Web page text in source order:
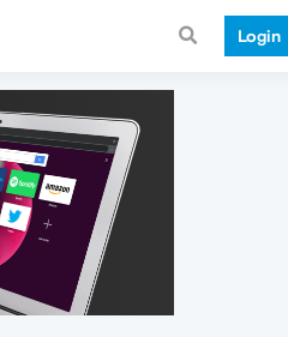
Login